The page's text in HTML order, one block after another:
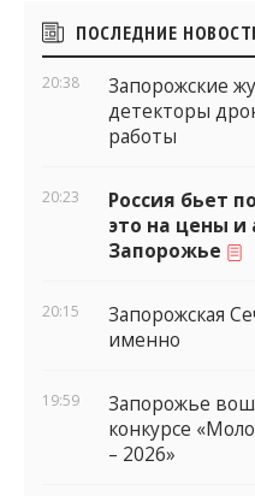
Боковые
виджеты
ПОСЛЕДНИЕ
20:38
Запорожские
детекторы
работы
20:23
Россия бьет
это на цены и
Запорожье
20:15
Запорожская
именно
19:59
Запорожье
конкурсе
– 2026»